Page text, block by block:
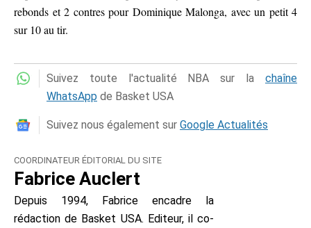
rebonds et 2 contres pour Dominique Malonga, avec un petit 4
sur 10 au tir.
Suivez toute l'actualité NBA sur la chaîne
WhatsApp de Basket USA
Suivez nous également sur Google Actualités
COORDINATEUR ÉDITORIAL DU SITE
Fabrice Auclert
Depuis 1994, Fabrice encadre la
rédaction de Basket USA. Editeur, il co-